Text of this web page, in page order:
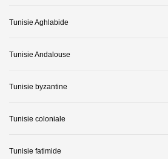
Tunisie Aghlabide
Tunisie Andalouse
Tunisie byzantine
Tunisie coloniale
Tunisie fatimide